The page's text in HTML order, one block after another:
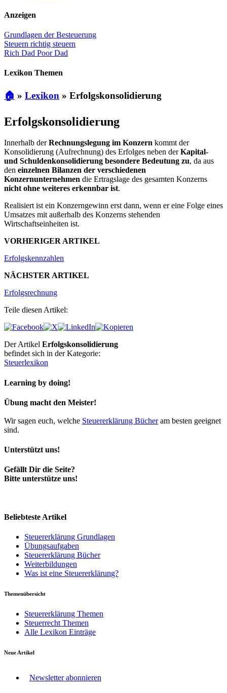
Anzeigen
Grundlagen der Besteuerung
Steuern richtig steuern
Rich Dad Poor Dad
Lexikon Themen
🏠 » Lexikon » Erfolgskonsolidierung
Erfolgskonsolidierung
Innerhalb derRechnungslegung im Konzern kommt der
Konsolidierung (Aufrechnung) des Erfolges neben derKapital-
und Schuldenkonsolidierung besondere Bedeutung zu, da aus
den einzelnen Bilanzen der verschiedenen
Konzernunternehmen die Ertragslage des gesamten Konzerns
nicht ohne weiteres erkennbar ist.
Realisiert ist ein Konzerngewinn erst dann, wenn er eine Folge eines
Umsatzes mit außerhalb des Konzerns stehenden
Wirtschaftseinheiten ist.
VORHERIGER ARTIKEL
Erfolgskennzahlen
NÄCHSTER ARTIKEL
Erfolgsrechnung
Teile diesen Artikel:
Der Artikel Erfolgskonsolidierung
befindet sich in der Kategorie:
Steuerlexikon
Learning by doing!
Übung macht den Meister!
Wir sagen euch, welche Steuererklärung Bücheram besten geeignet
sind.
Unterstützt uns!
Gefällt Dir die Seite?
Bitte unterstütze uns!
Beliebteste Artikel
Steuererklärung Grundlagen
Übungsaufgaben
Steuererklärung Bücher
Weiterbildungen
Was ist eine Steuererklärung?
Themenübersicht
Steuererklärung Themen
Steuerrecht Themen
Alle Lexikon Einträge
Neue Artikel
Newsletter abonnieren